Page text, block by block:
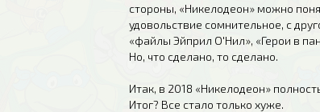
стороны, «Никелодеон» можно
удовольствие сомнительное, с
«файлы Эйприл О'Нил», «Герои в
Но, что сделано, то сделано.
Итак, в 2018 «Никелодеон»
Итог? Все стало только хуже.